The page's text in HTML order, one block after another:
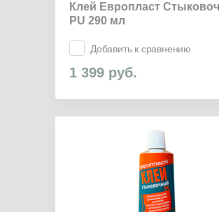
Клей Европласт
PU 290 мл
Добавить к сравнению
1 399 руб.